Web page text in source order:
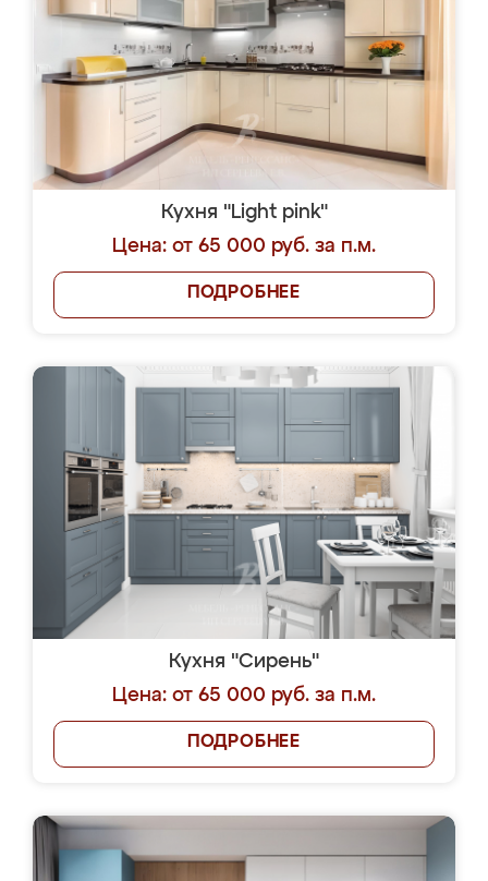
Кухня "Light pink"
Цена: от 65 000 руб. за п.м.
ПОДРОБНЕЕ
Кухня "Сирень"
Цена: от 65 000 руб. за п.м.
ПОДРОБНЕЕ